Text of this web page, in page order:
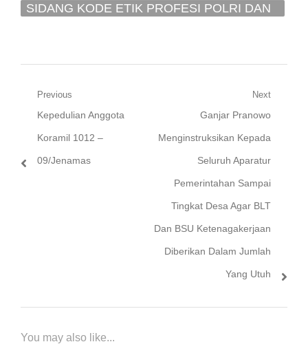
SIDANG KODE ETIK PROFESI POLRI DAN
Navigasi
pos
Previous
Previous
post:
Kepedulian Anggota
Koramil 1012 –
09/Jenamas
Next
Next
post:
Ganjar Pranowo
Menginstruksikan Kepada
Seluruh Aparatur
Pemerintahan Sampai
Tingkat Desa Agar BLT
Dan BSU Ketenagakerjaan
Diberikan Dalam Jumlah
Yang Utuh
You may also like...